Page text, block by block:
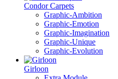
Condor Carpets
Graphic-Ambition
Graphic-Emotion
Graphic-Imagination
Graphic-Unique
Graphic-Evolution
Girloon